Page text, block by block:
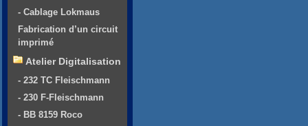
- Cablage Lokmaus
Fabrication d’un circuit
imprimé
Atelier Digitalisation
- 232 TC Fleischmann
- 230 F-Fleischmann
- BB 8159 Roco